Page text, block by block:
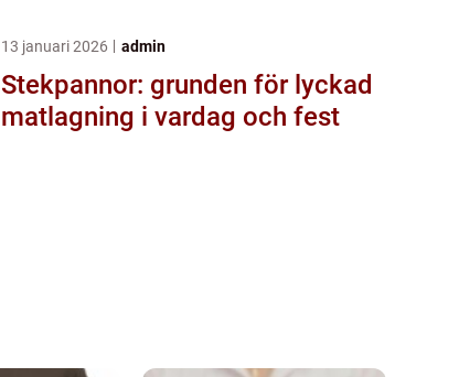
13 januari 2026 admin
Stekpannor: grunden för lyckad
matlagning i vardag och fest